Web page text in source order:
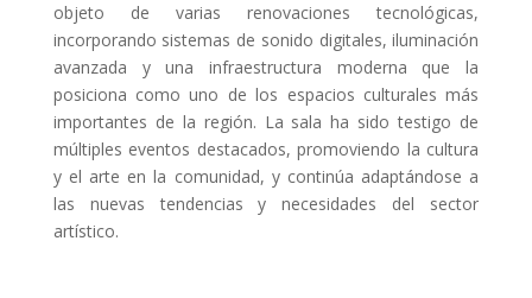
objeto de varias renovaciones tecnológicas,
incorporando sistemas de sonido digitales, iluminación
avanzada y una infraestructura moderna que la
posiciona como uno de los espacios culturales más
importantes de la región. La sala ha sido testigo de
múltiples eventos destacados, promoviendo la cultura
y el arte en la comunidad, y continúa adaptándose a
las nuevas tendencias y necesidades del sector
artístico.